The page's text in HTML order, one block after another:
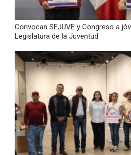
Convocan SEJUVE y Congreso a
Legislatura de la Juventud